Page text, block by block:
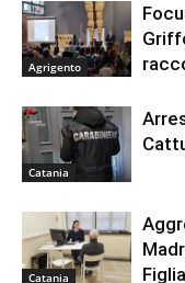
Agrigento
Catania
Catania